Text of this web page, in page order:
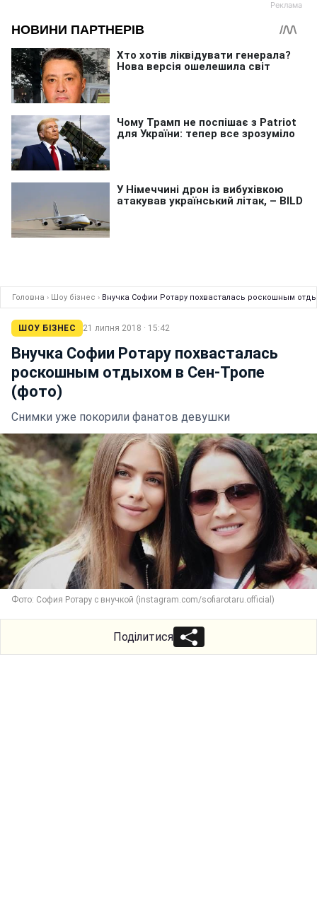
Головна › Шоу бізнес › Внучка Софии Ротару похвасталась роскошным
ШОУ БІЗНЕС 21 липня 2018 · 15:42
Внучка Софии Ротару похвасталась
роскошным отдыхом в Сен-Тропе
(фото)
Снимки уже покорили фанатов девушки
Фото: София Ротару с внучкой (instagram.com/sofiarotaru.official)
Поділитися